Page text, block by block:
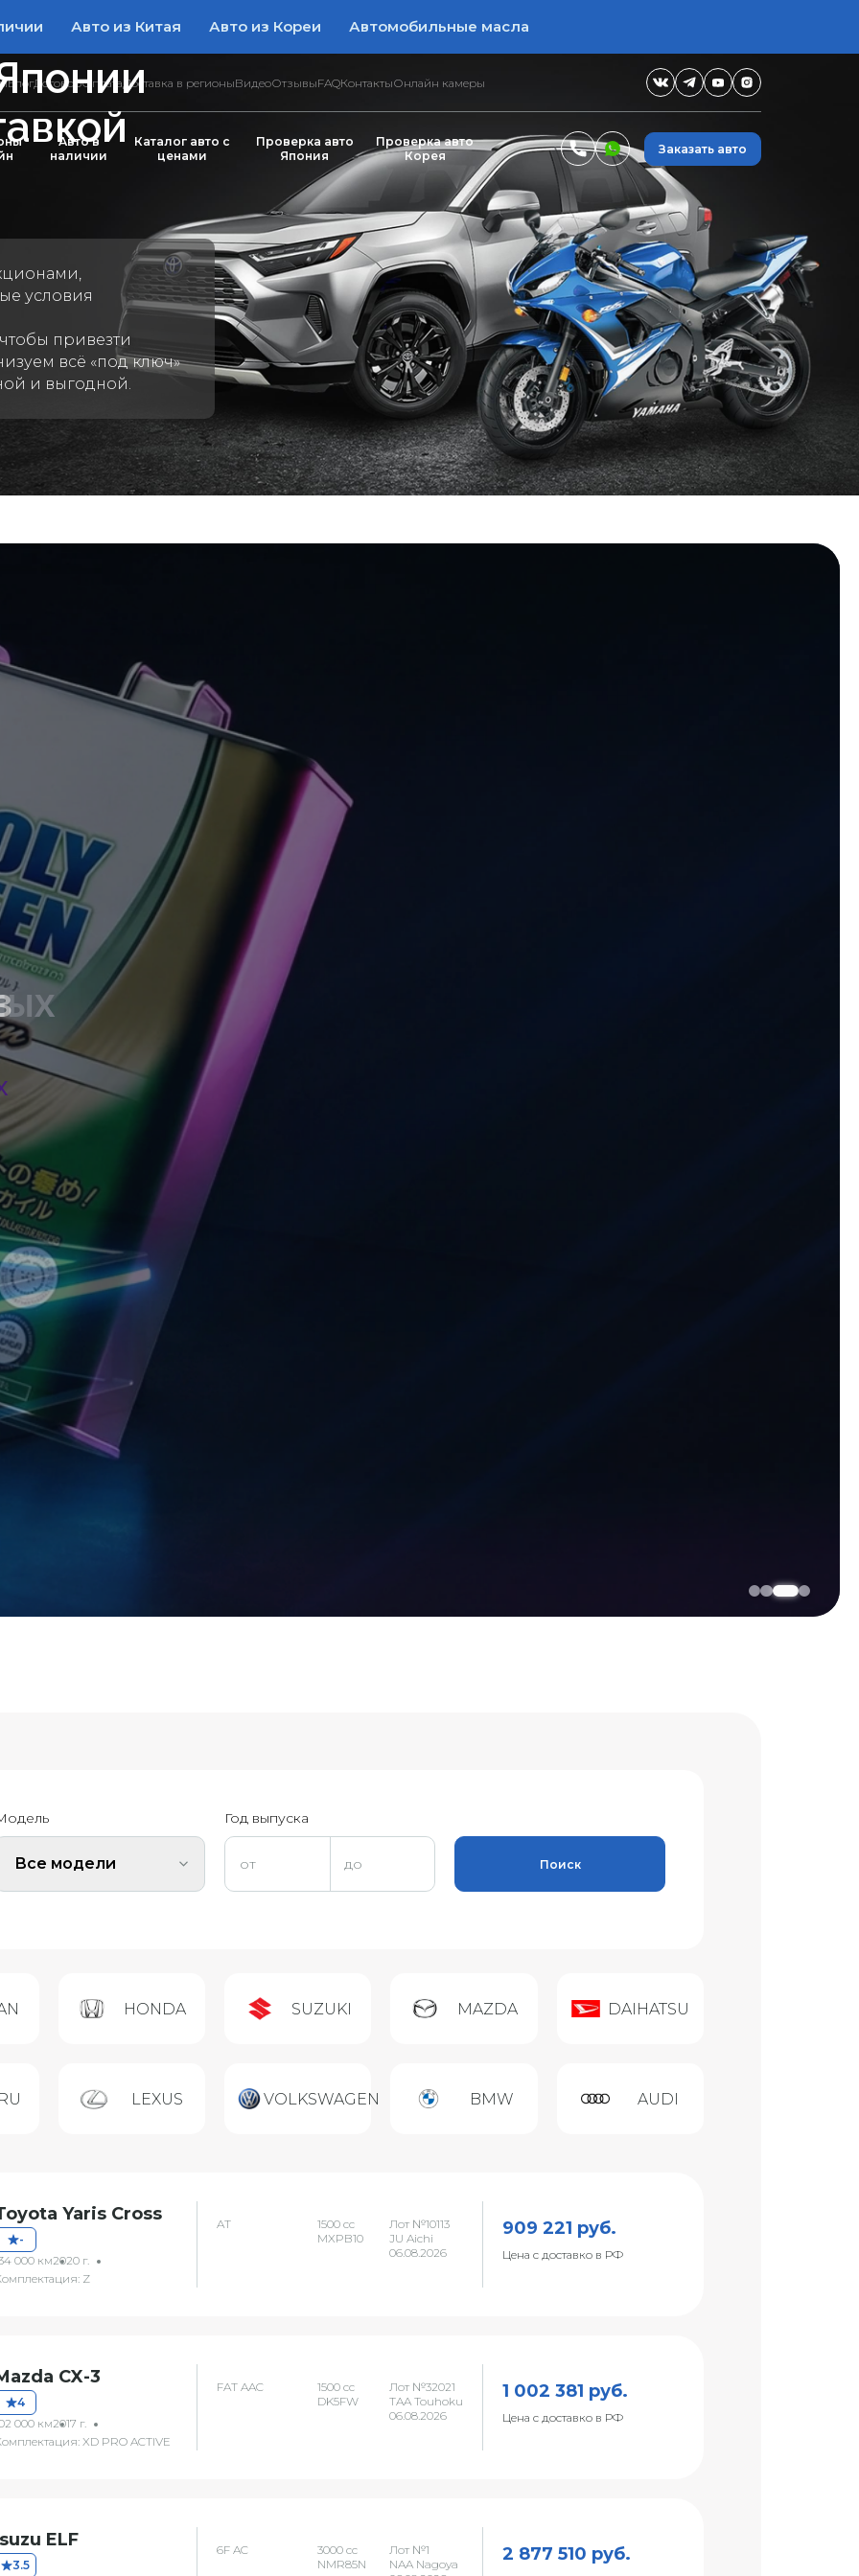
Авто из Китая Авто из Кореи Автомобильные масла
БлогДоговорОплата Доставка в регионыВидеоОтзывыFAQКонтактыОнлайн камеры
Авто в
наличии
Каталог авто с
ценами
Проверка авто
Япония
Проверка авто
Корея
Заказать авто
,
условия
привезти
всё «под ключ»
и выгодной.
Все модели
Год выпуска
Поиск
HONDA SUZUKI MAZDA DAIHATSU
LEXUS VOLKSWAGEN BMW AUDI
Yaris Cross
-
000 км2020 г.
Z
AT
1500 сс
MXPB10
Лот №10113
JU Aichi
06.08.2026
909 221 руб.
Цена с доставко в РФ
CX-3
4
000 км2017 г.
XD PRO ACTIVE
FAT AAC
1500 сс
DK5FW
Лот №32021
TAA Touhoku
06.08.2026
1 002 381 руб.
Цена с доставко в РФ
ELF
3.5
6F AC
3000 сс
NMR85N
Лот №1
NAA Nagoya
2 877 510 руб.